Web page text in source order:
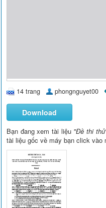
14 trang phongnguyet00
Download
Bạn đang xem tài liệu "Đề thi
tài liệu gốc về máy bạn click vào